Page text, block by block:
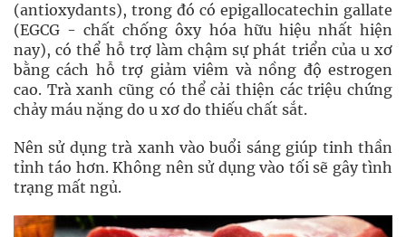
(antioxydants), trong đó có epigallocatechin gallate
(EGCG - chất chống ôxy hóa hữu hiệu nhất hiện
nay), có thể hỗ trợ làm chậm sự phát triển của u xơ
bằng cách hỗ trợ giảm viêm và nồng độ estrogen
cao. Trà xanh cũng có thể cải thiện các triệu chứng
chảy máu nặng do u xơ do thiếu chất sắt.
Nên sử dụng trà xanh vào buổi sáng giúp tinh thần
tỉnh táo hơn. Không nên sử dụng vào tối sẽ gây tình
trạng mất ngủ.